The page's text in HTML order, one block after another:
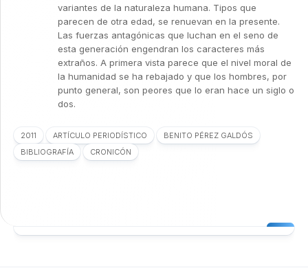
variantes de la naturaleza humana. Tipos que
parecen de otra edad, se renuevan en la presente.
Las fuerzas antagónicas que luchan en el seno de
esta generación engendran los caracteres más
extraños. A primera vista parece que el nivel moral de
la humanidad se ha rebajado y que los hombres, por
punto general, son peores que lo eran hace un siglo o
dos.
2011 ARTÍCULO PERIODÍSTICO
BENITO PÉREZ GALDÓS
BIBLIOGRAFÍA
CRONICÓN